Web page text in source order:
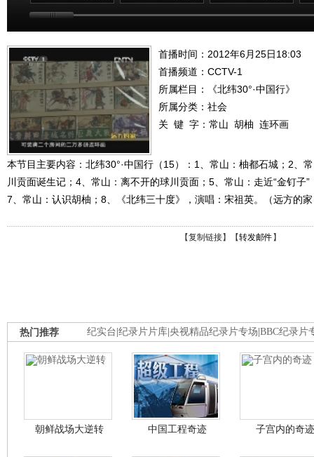
首播时间：2012年6月25日18:03
首播频道： CCTV-1
所属栏目：
《北纬30°·中国行》
所属分类：社会
关 键 字： 常山 胡柚 连环画
本节目主要内容：北纬30°·中国行（15）：1、常山：柚都石城；2、
川贡面诞生记；4、常山：离不开的球川贡面；5、常山：走近“金钉子
7、常山：认识胡柚；8、《北纬三十度》，演唱：宋祖英。（远方的
【复制链接】【转发邮件 】
纪实台 纪录片片库 央视精品纪录片专场 BBC纪录片
热门推荐
朝鲜战场大逆转 中国工程奇迹 子宫内的奇迹